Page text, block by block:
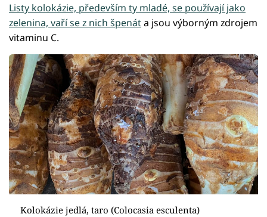
Listy kolokázie, především ty mladé, se používají jako
zelenina, vaří se z nich špenáta jsou výborným zdrojem
vitaminu C.
Kolokázie jedlá, taro (Colocasia esculenta)